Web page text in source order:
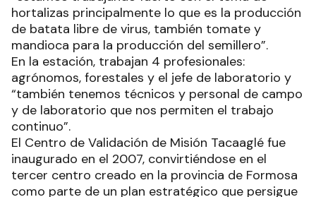
hortalizas principalmente lo que es la producción
de batata libre de virus, también tomate y
mandioca para la producción del semillero”.
En la estación, trabajan 4 profesionales:
agrónomos, forestales y el jefe de laboratorio y
“también tenemos técnicos y personal de campo
y de laboratorio que nos permiten el trabajo
continuo”.
El Centro de Validación de Misión Tacaaglé fue
inaugurado en el 2007, convirtiéndose en el
tercer centro creado en la provincia de Formosa
como parte de un plan estratégico que persigue